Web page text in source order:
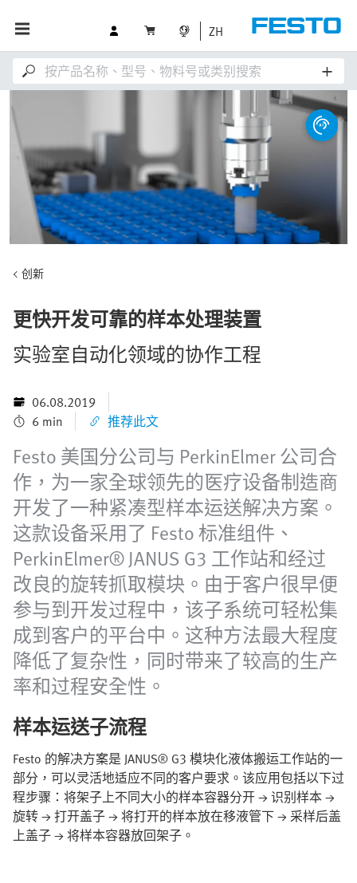
ZH
创新
更快开发可靠的样本处理装置
实验室自动化领域的协作工程
06.08.2019
6 min
推荐此文
Festo 美国分公司与 PerkinElmer 公司合
作，为一家全球领先的医疗设备制造商
开发了一种紧凑型样本运送解决方案。
这款设备采用了 Festo 标准组件、
PerkinElmer® JANUS G3 工作站和经过
改良的旋转抓取模块。由于客户很早便
参与到开发过程中，该子系统可轻松集
成到客户的平台中。这种方法最大程度
降低了复杂性，同时带来了较高的生产
率和过程安全性。
样本运送子流程
Festo 的解决方案是 JANUS® G3 模块化液体搬运工作站的一
部分，可以灵活地适应不同的客户要求。该应用包括以下过
程步骤：将架子上不同大小的样本容器分开 → 识别样本 →
旋转 → 打开盖子 → 将打开的样本放在移液管下 → 采样后盖
上盖子 → 将样本容器放回架子。